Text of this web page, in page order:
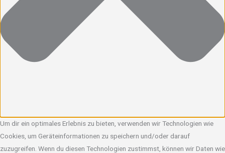
Um dir ein optimales Erlebnis zu bieten, verwenden wir Technologien wie
Cookies, um Geräteinformationen zu speichern und/oder darauf
zuzugreifen. Wenn du diesen Technologien zustimmst, können wir Daten wie